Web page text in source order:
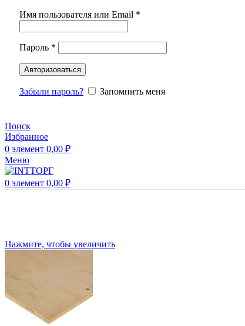
Имя пользователя или Email *
Пароль *
Авторизоваться
Забыли пароль? Запомнить меня
Поиск
Избранное
0 элемент 0,00 ₽
Меню
0 элемент 0,00 ₽
Нажмите, чтобы увеличить